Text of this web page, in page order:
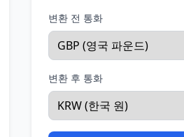
변환 전 통화
변환 후 통화